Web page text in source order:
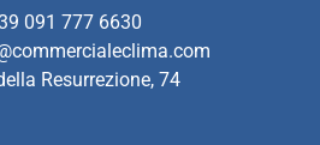
091 777 6630
Resurrezione, 74